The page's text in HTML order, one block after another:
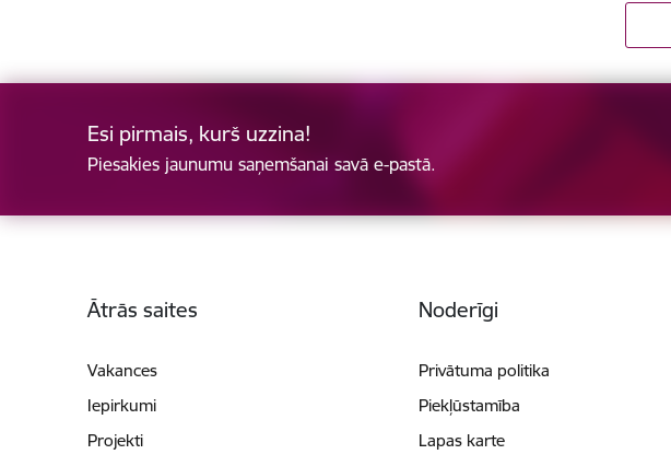
Esi pirmais, kurš uzzina!
Piesakies jaunumu saņemšanai savā e-pastā.
Ātrās saites
Vakances
Iepirkumi
Projekti
Noderīgi
Privātuma politika
Piekļūstamība
Lapas karte